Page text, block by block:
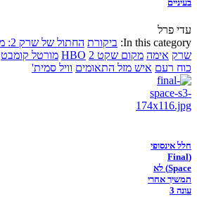
בעיניים
עדי פרל
In this category: ביקורת החתול של שרק 2: משאלה אחת ודי
שרק אימה מקום שקט 2 HBO מורטל קומבט
כוח רעם איש מזל התאומים וויל סמית'
חלל אינסופי
(Final
Space) לא
תמשיך אחרי
עונה 3